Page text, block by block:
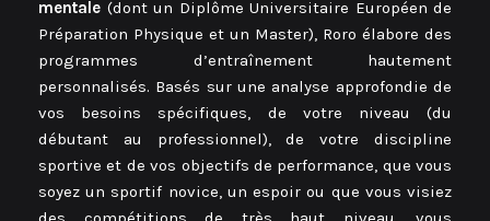
mentale (dont un Diplôme Universitaire Européen de
Préparation Physique et un Master), Roro élabore des
programmes d’entraînement hautement
personnalisés. Basés sur une analyse approfondie de
vos besoins spécifiques, de votre niveau (du
débutant au professionnel), de votre discipline
sportive et de vos objectifs de performance, que vous
soyez un sportif novice, un espoir ou que vous visiez